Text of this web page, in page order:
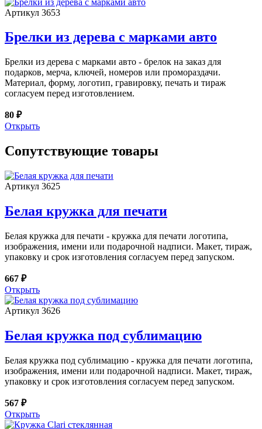
Артикул 3653
Брелки из дерева с марками авто
Брелки из дерева с марками авто - брелок на заказ для
подарков, мерча, ключей, номеров или промораздачи.
Материал, форму, логотип, гравировку, печать и тираж
согласуем перед изготовлением.
80 ₽
Открыть
Сопутствующие товары
Артикул 3625
Белая кружка для печати
Белая кружка для печати - кружка для печати логотипа,
изображения, имени или подарочной надписи. Макет, тираж,
упаковку и срок изготовления согласуем перед запуском.
667 ₽
Открыть
Артикул 3626
Белая кружка под сублимацию
Белая кружка под сублимацию - кружка для печати логотипа,
изображения, имени или подарочной надписи. Макет, тираж,
упаковку и срок изготовления согласуем перед запуском.
567 ₽
Открыть